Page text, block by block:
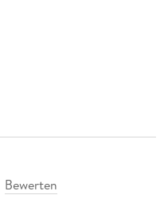
Bewerten